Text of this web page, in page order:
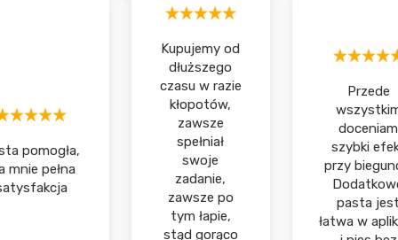
pomogła,
mnie pełna
Kupujemy od
dłuższego
czasu w razie
kłopotów,
zawsze
spełniał
swoje
zadanie,
zawsze po
tym łapie,
stąd gorąco
Przede
doceniam
szybki
przy
pasta
łatwa w